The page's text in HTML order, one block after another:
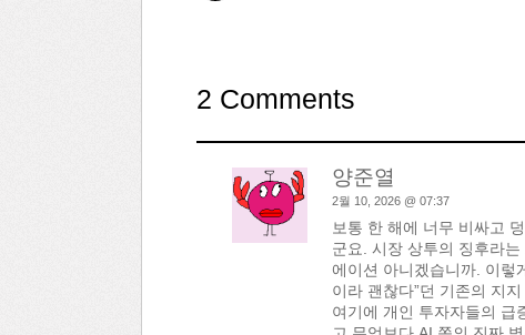
2 Comments
양준열
2월 10, 2026 @ 07:37
보통 한 해에 너무 비싸고
군요. 시장 상투의 징후라
에이션 아니겠습니까. 이렇
이라 괜찮다”던 기존의 지
여기에 개인 투자자들의 급